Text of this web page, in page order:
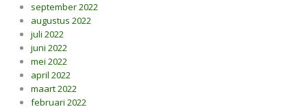
september 2022
augustus 2022
juli 2022
juni 2022
mei 2022
april 2022
maart 2022
februari 2022